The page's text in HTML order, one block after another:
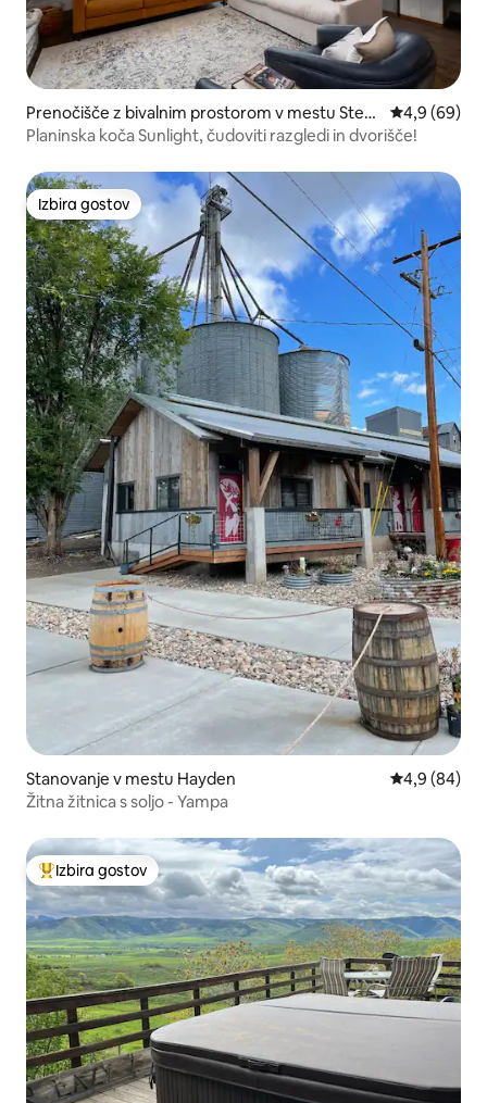
Prenočišče z bivalnim prostorom v mestu Stea
mboat Springs
Povprečna
4,9 (69)
Planinska koča Sunlight, čudoviti razgledi in dvorišče!
Izbira gostov
Izbira gostov
Stanovanje v mestu Hayden Povprečna
4,9 (84)
Žitna žitnica s soljo - Yampa
Najbolj priljubljena prenočišča z značko »Izbira gostov«
Izbira gostov